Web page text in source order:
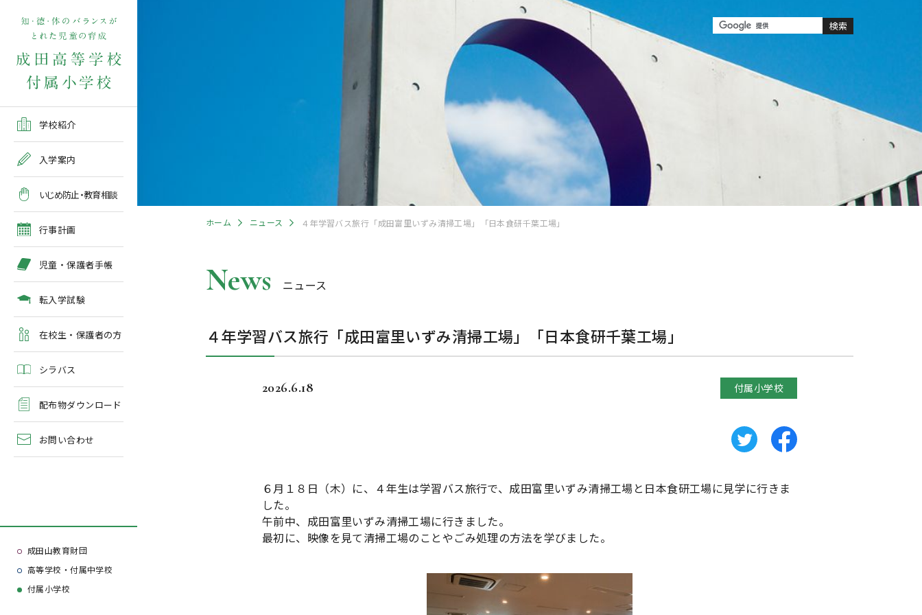
学校紹介
教育課程
年間行事
施設紹介
アクセスマップ
よくある質問
入学案内
募集要項
出願方法
入学検査
入学検査関係行事等の呼
びかけ
学校案内・資料請求
いじめ防止・教育相談
行事計画
５月の行事予定
６月の行事予定
７月・８月の行事予定
児童・保護者手帳
転入学試験
在校生・保護者の方
緊急時・警報発令時の対
処について
臨時休校等の特別措置に
シラバス
配布物ダウンロード
お問い合わせ
成田山教育財団
高等学校・付属中学校
付属小学校
ホーム ニュース ４年学習バス旅行「成田富里いずみ清掃工場」「日本食研千葉工場」
News ニュース
４年学習バス旅行「成田富里いずみ清掃工場」「日本食研千葉工場」
2026.6.18 付属小学校
６月１８日（木）に、４年生は学習バス旅行で、成田富里いずみ清掃工場と日本食研工場に見学に行きま
した。
午前中、成田富里いずみ清掃工場に行きました。
最初に、映像を見て清掃工場のことやごみ処理の方法を学びました。